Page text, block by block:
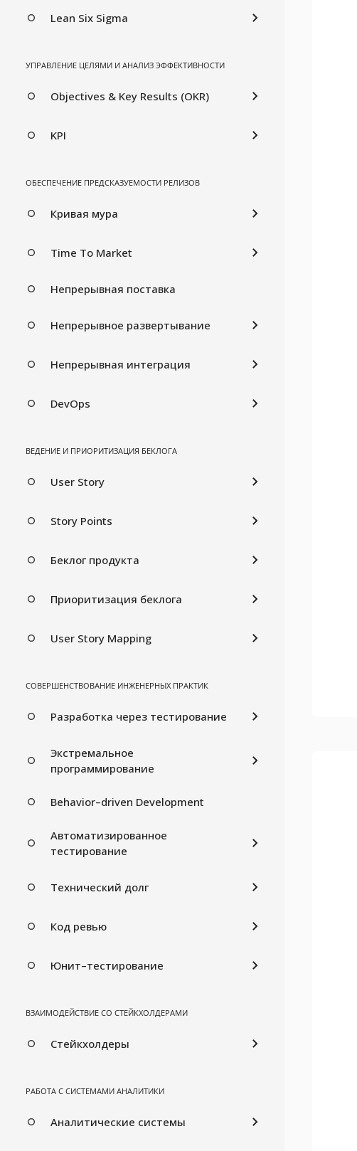
Lean Six Sigma
УПРАВЛЕНИЕ ЦЕЛЯМИ И АНАЛИЗ ЭФФЕКТИВНОСТИ
Objectives & Key Results (OKR)
KPI
ОБЕСПЕЧЕНИЕ ПРЕДСКАЗУЕМОСТИ РЕЛИЗОВ
Кривая мура
Time To Market
Непрерывная поставка
Непрерывное развертывание
Непрерывная интеграция
DevOps
ВЕДЕНИЕ И ПРИОРИТИЗАЦИЯ БЕКЛОГА
User Story
Story Points
Беклог продукта
Приоритизация беклога
User Story Mapping
СОВЕРШЕНСТВОВАНИЕ ИНЖЕНЕРНЫХ ПРАКТИК
Разработка через тестирование
Экстремальное
программирование
Behavior–driven Development
Автоматизированное
тестирование
Технический долг
Код ревью
Юнит–тестирование
ВЗАИМОДЕЙСТВИЕ СО СТЕЙКХОЛДЕРАМИ
Стейкхолдеры
РАБОТА С СИСТЕМАМИ АНАЛИТИКИ
Аналитические системы